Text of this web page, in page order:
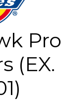
Pro
(EX.